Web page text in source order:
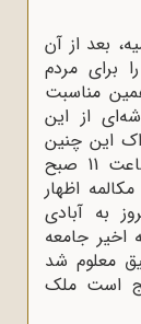
بعد از آن
براى مردم
مناسبت
از این
این چنین
منعکس شده است: «آقاى استاندار در ساعت 11 صبح
مکالمه اظهار
به آبادى
اخیر جامعه‌
معلوم شد
است ملک